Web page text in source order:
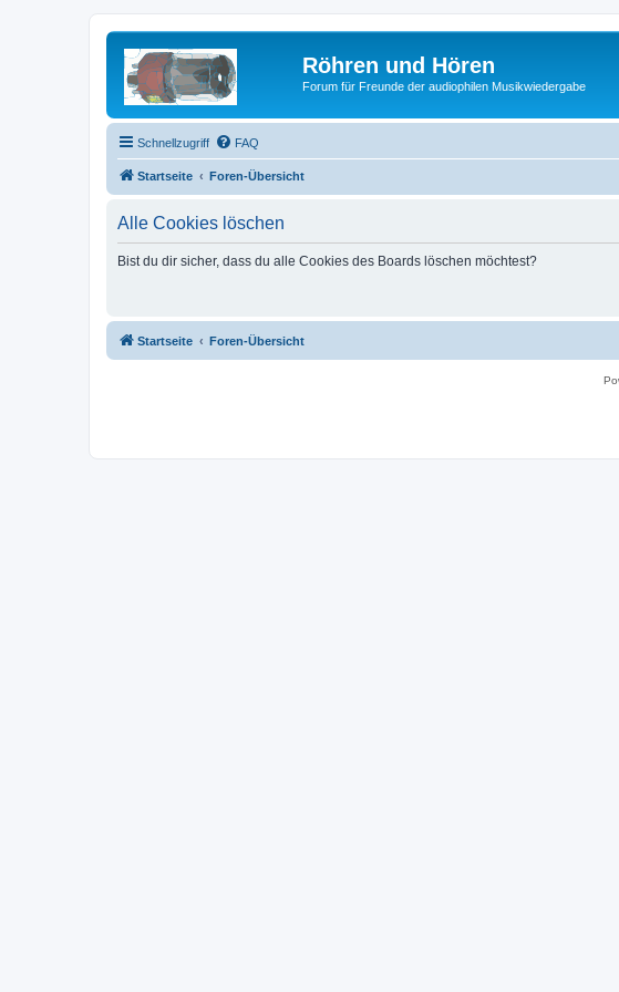
Röhren und Hören
Forum für Freunde der audiophilen Musikwiedergabe
Schnellzugriff FAQ
Startseite Foren-Übersicht
Alle Cookies löschen
Bist du dir sicher, dass du alle Cookies des Boards löschen möchtest?
Startseite Foren-Übersicht